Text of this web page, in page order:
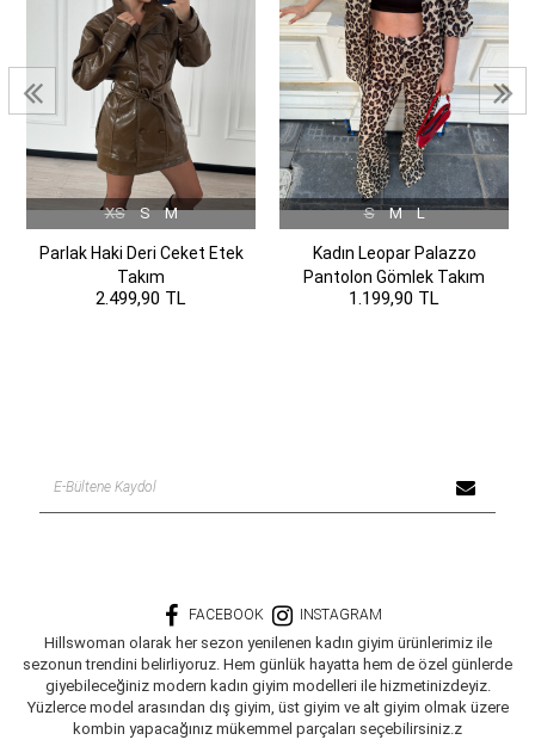
XS S M
Parlak Haki Deri Ceket Etek
Takım
2.499,90 TL
S M L
Kadın Leopar Palazzo
Pantolon Gömlek Takım
1.199,90 TL
FACEBOOK INSTAGRAM
Hillswoman olarak her sezon yenilenen kadın giyim ürünlerimiz ile
sezonun trendini belirliyoruz. Hem günlük hayatta hem de özel günlerde
giyebileceğiniz modern kadın giyim modelleri ile hizmetinizdeyiz.
Yüzlerce model arasından dış giyim, üst giyim ve alt giyim olmak üzere
kombin yapacağınız mükemmel parçaları seçebilirsiniz.z